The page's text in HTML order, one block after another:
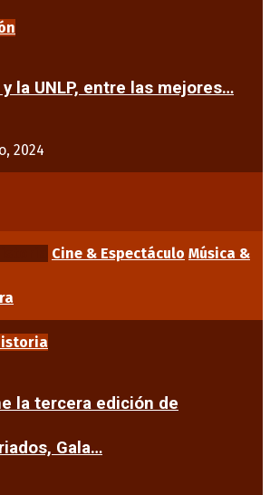
y la UNLP, entre las mejores…
2024
Cine & Espectáculo Música &
la tercera edición de
Gala…